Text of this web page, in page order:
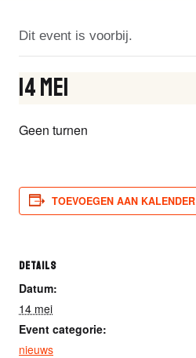
Dit event is voorbij.
14 Mei
Geen turnen
TOEVOEGEN AAN KALENDER
DETAILS
Datum:
14 mei
Event categorie:
nieuws